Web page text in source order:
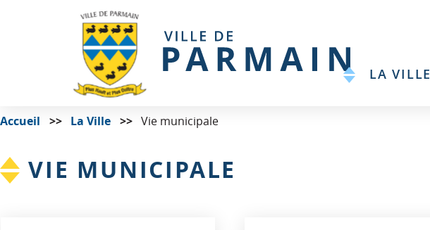
LA VILLE
Accueil La Ville Vie municipale
VIE MUNICIPALE